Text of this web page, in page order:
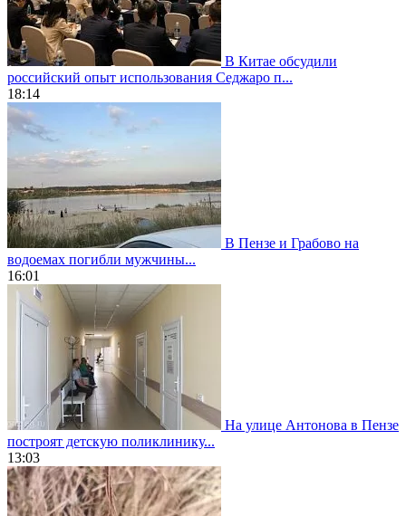
В Китае обсудили
российский опыт использования Седжаро п...
18:14
В Пензе и Грабово на
водоемах погибли мужчины...
16:01
На улице Антонова в Пензе
построят детскую поликлинику...
13:03